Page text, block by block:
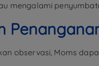
mengalami
observasi, Moms